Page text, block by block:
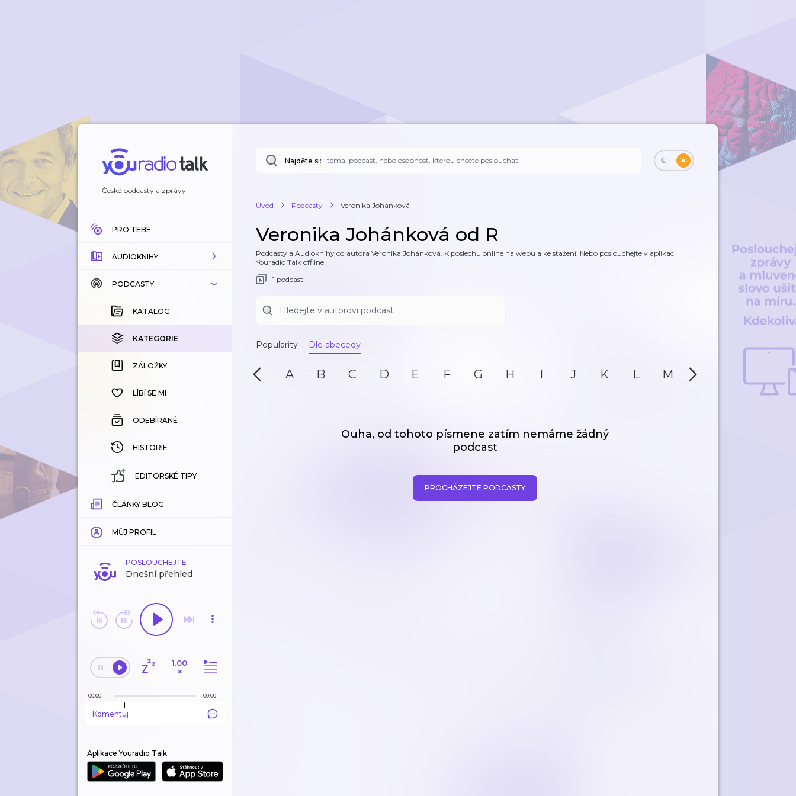
České podcasty a zprávy
PRO TEBE
AUDIOKNIHY
KATALOG
KOUPENÉ
KATEGORIE
ZÁLOŽKY
HISTORIE
PODCASTY
KATALOG
KATEGORIE
ZÁLOŽKY
LÍBÍ SE MI
ODEBÍRANÉ
HISTORIE
EDITORSKÉ TIPY
ČLÁNKY BLOG
MŮJ PROFIL
POSLOUCHEJTE
Dnešní přehled
1.00
×
00:00 00:00
Komentuj
Aplikace Youradio Talk
Najděte si:
Úvod Podcasty Veronika Johánková
Veronika Johánková od R
Podcasty a Audioknihy od autora Veronika Johánková. K poslechu online na webu a ke stažení. Nebo poslouchejte v aplikaci
Youradio Talk offline.
1 podcast
Popularity Dle abecedy
A B C D E F G H I J K L M N
Ouha, od tohoto písmene zatím nemáme žádný
podcast
PROCHÁZEJTE PODCASTY